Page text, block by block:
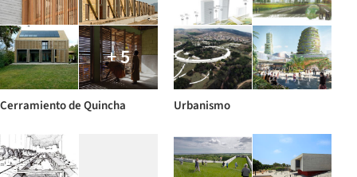
+ 5
Cerramiento de Quincha Urbanismo